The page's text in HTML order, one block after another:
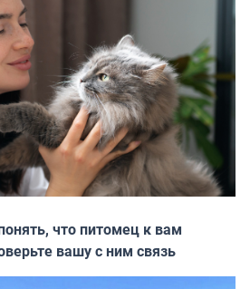
что питомец к вам
вашу с ним связь